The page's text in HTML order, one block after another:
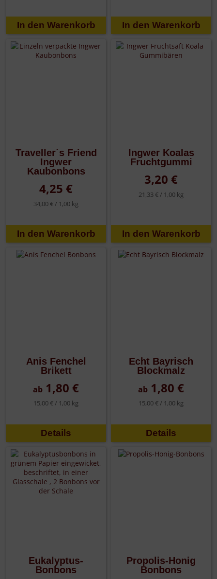
Traveller´s Friend
Ingwer
Kaubonbons
4,25 €
34,00 € / 1,00 kg
Ingwer Koalas
Fruchtgummi
3,20 €
21,33 € / 1,00 kg
Anis Fenchel
Brikett
ab 1,80 €
15,00 € / 1,00 kg
Details
Echt Bayrisch
Blockmalz
ab 1,80 €
15,00 € / 1,00 kg
Details
Eukalyptus-
Bonbons
Propolis-Honig
Bonbons